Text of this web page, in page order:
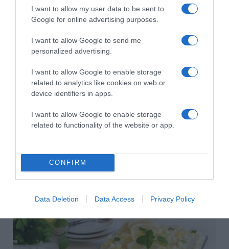
I want to allow my user data to be sent to
Google for online advertising purposes.
I want to allow Google to send me
personalized advertising.
I want to allow Google to enable storage
related to analytics like cookies on web or
device identifiers in apps.
I want to allow Google to enable storage
related to functionality of the website or app.
CONFIRM
Data Deletion Data Access Privacy Policy
képviselnek"
töretlen. Ezentúl is hiszem, hogy a kemény munka, az
alázat és a kitartás a sikerhez vezető út. Ebben a
hosszú sorait.
Címkék: őszinteség,párkapcsolatok, Shane Tusup
Korábbi bejegyzések
HASONLÓ BEJEGYZÉSEK